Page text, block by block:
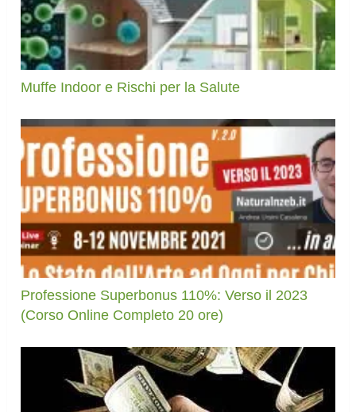
Muffe Indoor e Rischi per la Salute
Professione Superbonus 110%: Verso il 2023
(Corso Online Completo 20 ore)